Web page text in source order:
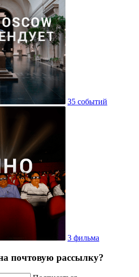
35 событий
3 фильма
почтовую рассылку?